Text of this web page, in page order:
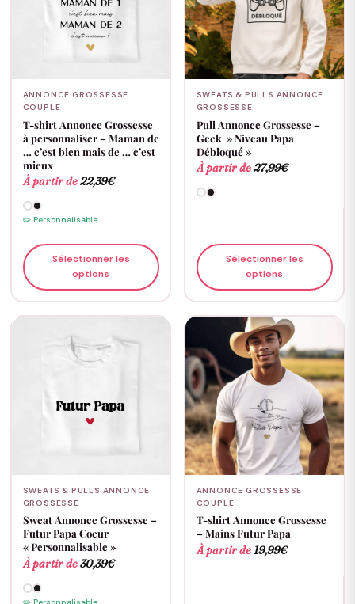
ANNONCE GROSSESSE
COUPLE
T-shirt Annonce Grossesse
à personnaliser – Maman de
… c’est bien mais de … c’est
mieux
À partir de22,39€
✏️ Personnalisable
Sélectionner les
options
SWEATS & PULLS ANNONCE
GROSSESSE
Pull Annonce Grossesse –
Geek » Niveau Papa
Débloqué »
À partir de27,99€
Sélectionner les
options
SWEATS & PULLS ANNONCE
GROSSESSE
Sweat Annonce Grossesse –
Futur Papa Coeur
« Personnalisable »
À partir de30,39€
✏️ Personnalisable
ANNONCE GROSSESSE
COUPLE
T-shirt Annonce Grossesse
– Mains Futur Papa
À partir de 19,99€